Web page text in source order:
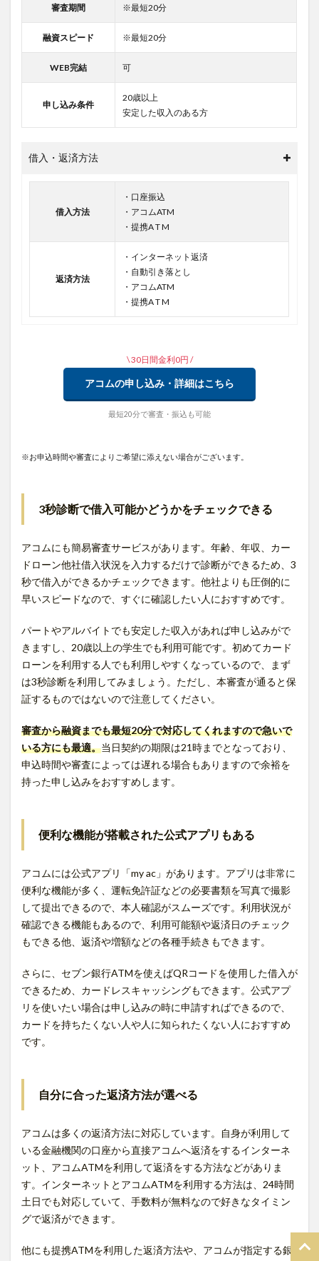
審査期間 ※最短20分
融資スピード ※最短20分
WEB完結 可
申し込み条件
20歳以上
安定した収入のある方
借入・返済方法
借入方法
・口座振込
・アコムATM
・提携A T M
返済方法
・インターネット返済
・自動引き落とし
・アコムATM
・提携A T M
\ 30日間金利0円 /
アコムの申し込み・詳細はこちら
最短20分で審査・振込も可能
※お申込時間や審査によりご希望に添えない場合がございます。
3秒診断で借入可能かどうかをチェックできる
アコムにも簡易審査サービスがあります。年齢、年収、カー
ドローン他社借入状況を入力するだけで診断ができるため、3
秒で借入ができるかチェックできます。他社よりも圧倒的に
早いスピードなので、すぐに確認したい人におすすめです。
パートやアルバイトでも安定した収入があれば申し込みがで
きますし、20歳以上の学生でも利用可能です。初めてカード
ローンを利用する人でも利用しやすくなっているので、まず
は3秒診断を利用してみましょう。ただし、本審査が通ると保
証するものではないので注意してください。
審査から融資までも最短20分で対応してくれますので急いで
いる方にも最適。当日契約の期限は21時までとなっており、
申込時間や審査によっては遅れる場合もありますので余裕を
持った申し込みをおすすめします。
便利な機能が搭載された公式アプリもある
アコムには公式アプリ「my ac」があります。アプリは非常に
便利な機能が多く、運転免許証などの必要書類を写真で撮影
して提出できるので、本人確認がスムーズです。利用状況が
確認できる機能もあるので、利用可能額や返済日のチェック
もできる他、返済や増額などの各種手続きもできます。
さらに、セブン銀行ATMを使えばQRコードを使用した借入が
できるため、カードレスキャッシングもできます。公式アプ
リを使いたい場合は申し込みの時に申請すればできるので、
カードを持ちたくない人や人に知られたくない人におすすめ
です。
自分に合った返済方法が選べる
アコムは多くの返済方法に対応しています。自身が利用して
いる金融機関の口座から直接アコムへ返済をするインターネ
ット、アコムATMを利用して返済をする方法などがありま
す。インターネットとアコムATMを利用する方法は、24時間
土日でも対応していて、手数料が無料なので好きなタイミン
グで返済ができます。
他にも提携ATMを利用した返済方法や、アコムが指定する銀